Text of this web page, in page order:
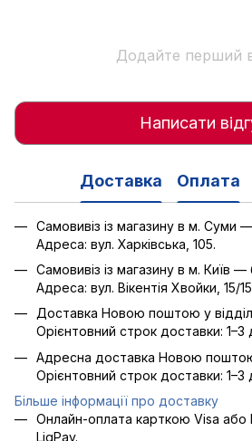
Додайте перший
Написати
Доставка Оплата
Самовивіз із магазину в м. Суми
Адреса: вул. Харківська, 105.
Самовивіз із магазину в м. Київ
Адреса: вул. Вікентія Хвойки, 15/
Доставка Новою поштою у
Орієнтовний строк доставки: 1–3
Адресна доставка Новою
Орієнтовний строк доставки: 1–3
Більше інформації про доставку
Онлайн-оплата карткою Visa або
LiqPay.